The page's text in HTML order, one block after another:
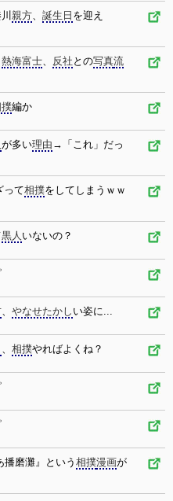
親方、 誕生日 を迎え
熱海富士、 反社 との写真流
編か
が多い理由 →「これ」だっ
って相撲をしてしまうｗｗ
黒人 いないの？
、 やなせたかし い姿に...
、 相撲やればよくね？
磨灘』という 相撲漫画が